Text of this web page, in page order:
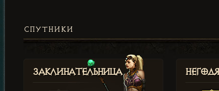
СПУТНИКИ
Заклинательница